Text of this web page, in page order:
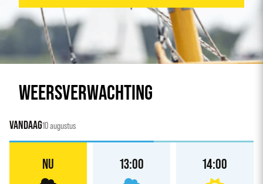
WEERSVERWACHTING
VANDAAG10 augustus
NU 13:00 14:00